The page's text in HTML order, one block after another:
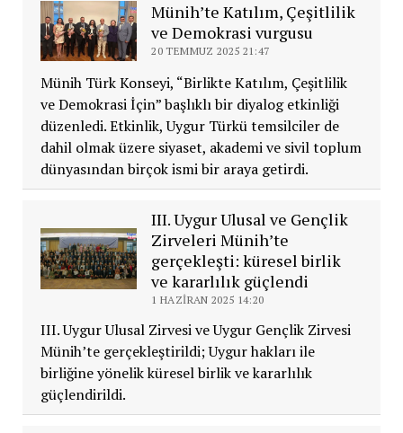
Münih’te Katılım, Çeşitlilik
ve Demokrasi vurgusu
20 TEMMUZ 2025 21:47
Münih Türk Konseyi, “Birlikte Katılım, Çeşitlilik
ve Demokrasi İçin” başlıklı bir diyalog etkinliği
düzenledi. Etkinlik, Uygur Türkü temsilciler de
dahil olmak üzere siyaset, akademi ve sivil toplum
dünyasından birçok ismi bir araya getirdi.
III. Uygur Ulusal ve Gençlik
Zirveleri Münih’te
gerçekleşti: küresel birlik
ve kararlılık güçlendi
1 HAZIRAN 2025 14:20
III. Uygur Ulusal Zirvesi ve Uygur Gençlik Zirvesi
Münih’te gerçekleştirildi; Uygur hakları ile
birliğine yönelik küresel birlik ve kararlılık
güçlendirildi.